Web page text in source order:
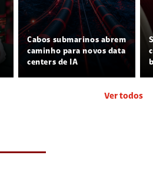
Cabos submarinos abrem
caminho para novos data
centers de IA
Ver todos